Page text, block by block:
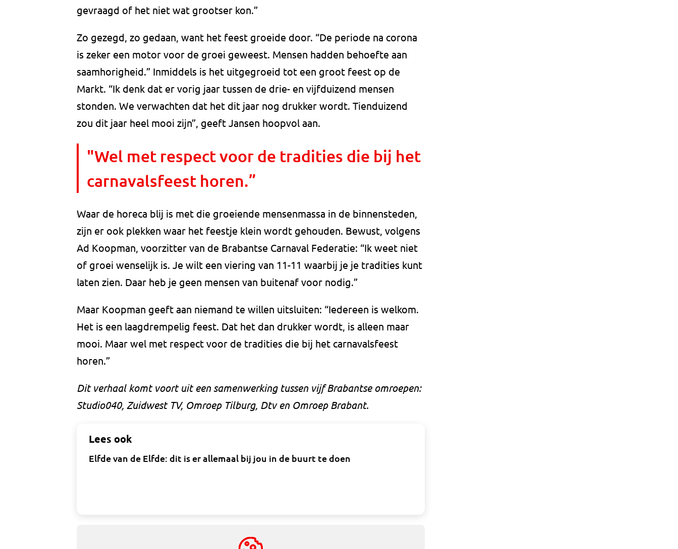
gevraagd of het niet wat grootser kon.”
Zo gezegd, zo gedaan, want het feest groeide door. “De periode na corona
is zeker een motor voor de groei geweest. Mensen hadden behoefte aan
saamhorigheid.” Inmiddels is het uitgegroeid tot een groot feest op de
Markt. “Ik denk dat er vorig jaar tussen de drie- en vijfduizend mensen
stonden. We verwachten dat het dit jaar nog drukker wordt. Tienduizend
zou dit jaar heel mooi zijn”, geeft Jansen hoopvol aan.
"Wel met respect voor de tradities die bij het
carnavalsfeest horen.”
Waar de horeca blij is met die groeiende mensenmassa in de binnensteden,
zijn er ook plekken waar het feestje klein wordt gehouden. Bewust, volgens
Ad Koopman, voorzitter van de Brabantse Carnaval Federatie: “Ik weet niet
of groei wenselijk is. Je wilt een viering van 11-11 waarbij je je tradities kunt
laten zien. Daar heb je geen mensen van buitenaf voor nodig.”
Maar Koopman geeft aan niemand te willen uitsluiten: “Iedereen is welkom.
Het is een laagdrempelig feest. Dat het dan drukker wordt, is alleen maar
mooi. Maar wel met respect voor de tradities die bij het carnavalsfeest
horen.”
Dit verhaal komt voort uit een samenwerking tussen vijf Brabantse omroepen:
Studio040, Zuidwest TV, Omroep Tilburg, Dtv en Omroep Brabant.
Lees ook
Elfde van de Elfde: dit is er allemaal bij jou in de buurt te doen